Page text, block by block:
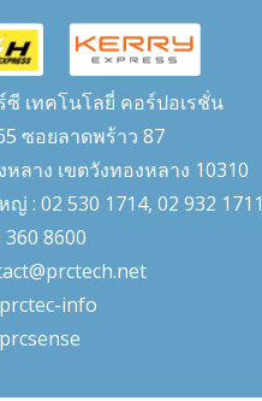
เทคโนโลยี่ คอร์ปอเรชั่น
ซอยลาดพร้าว 87
ลาง เขตวังทองหลาง 10310
: 02 530 1714, 02 932 1711
8600
info